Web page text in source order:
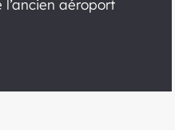
aéroport